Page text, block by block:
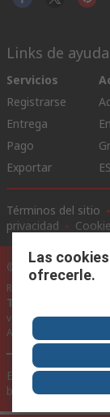
Links de ayuda
Servicios
Registrarse
Entrega
Pago
Exportar
Términos del sitio
privacidad
©RS Group Ltd.
RS Group Ltda.
Teléfonos
ventas@rschile.cl
Ayuda
Este sitio web ha
bajo licencia por
Las
ofrecerle.